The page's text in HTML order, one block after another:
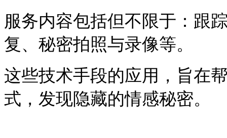
服务内容包括但不限于：跟
复、秘密拍照与录像等。
这些技术手段的应用，旨在
式，发现隐藏的情感秘密。